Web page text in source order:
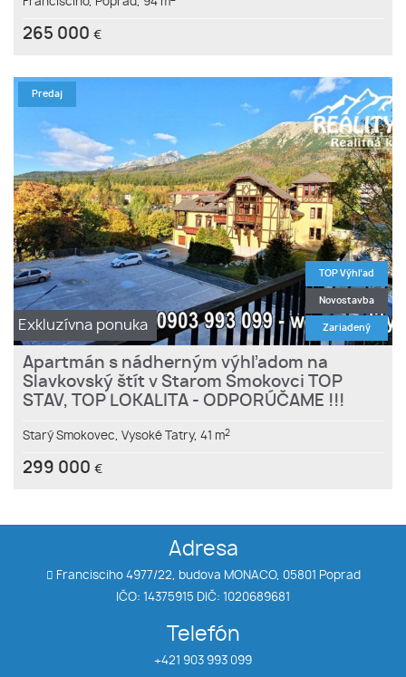
265 000 €
Exkluzívna ponuka
Predaj
TOP Výhľad
Novostavba
Zariadený
Apartmán s nádherným výhľadom na
Slavkovský štít v Starom Smokovci TOP
STAV, TOP LOKALITA - ODPORÚČAME !!!
Starý Smokovec, Vysoké Tatry, 41 m2
299 000 €
Adresa
Francisciho 4977/22, budova MONACO, 05801 Poprad
IČO: 14375915 DIČ: 1020689681
Telefón
+421 903 993 099